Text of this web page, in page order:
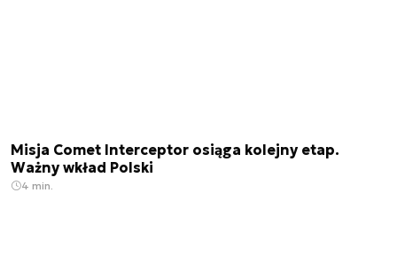
Misja Comet Interceptor osiąga kolejny etap.
Ważny wkład Polski
4 min.